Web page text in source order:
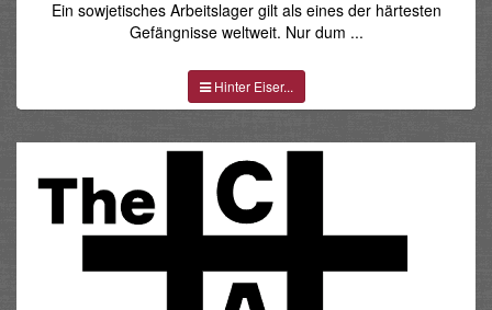
Ein sowjetisches Arbeitslager gilt als eines der härtesten
Gefängnisse weltweit. Nur dum ...
Hinter Eiser...